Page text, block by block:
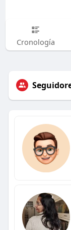
Cronología